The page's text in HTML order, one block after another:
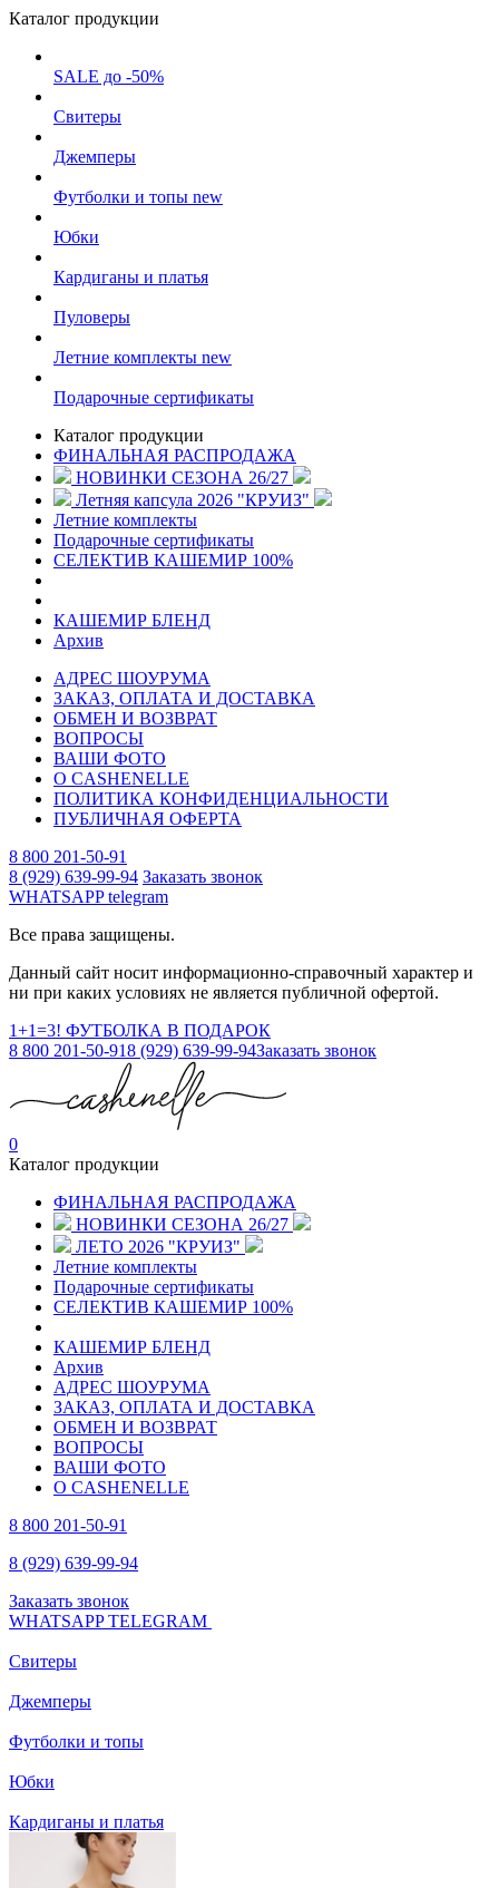
Каталог продукции
SALE до -50%
Свитеры
Джемперы
Футболки и топы new
Юбки
Кардиганы и платья
Пуловеры
Летние комплекты new
Подарочные сертификаты
Каталог продукции
ФИНАЛЬНАЯ РАСПРОДАЖА
НОВИНКИ СЕЗОНА 26/27
Летняя капсула 2026 "КРУИЗ"
Летние комплекты
Подарочные сертификаты
СЕЛЕКТИВ КАШЕМИР 100%
КАШЕМИР БЛЕНД
Архив
АДРЕС ШОУРУМА
ЗАКАЗ, ОПЛАТА И ДОСТАВКА
ОБМЕН И ВОЗВРАТ
ВОПРОСЫ
ВАШИ ФОТО
О CASHENELLE
ПОЛИТИКА КОНФИДЕНЦИАЛЬНОСТИ
ПУБЛИЧНАЯ ОФЕРТА
8 800 201-50-91
8 (929) 639-99-94 Заказать звонок
WHATSAPPtelegram
Все права защищены.
Данный сайт носит информационно-справочный характер и
ни при каких условиях не является публичной офертой.
1+1=3! ФУТБОЛКА В ПОДАРОК
8 800 201-50-918 (929) 639-99-94Заказать звонок
0
Каталог продукции
ФИНАЛЬНАЯ РАСПРОДАЖА
НОВИНКИ СЕЗОНА 26/27
ЛЕТО 2026 "КРУИЗ"
Летние комплекты
Подарочные сертификаты
СЕЛЕКТИВ КАШЕМИР 100%
КАШЕМИР БЛЕНД
Архив
АДРЕС ШОУРУМА
ЗАКАЗ, ОПЛАТА И ДОСТАВКА
ОБМЕН И ВОЗВРАТ
ВОПРОСЫ
ВАШИ ФОТО
О CASHENELLE
8 800 201-50-91
8 (929) 639-99-94
Заказать звонок
WHATSAPPTELEGRAM
Свитеры
Джемперы
Футболки и топы
Юбки
Кардиганы и платья